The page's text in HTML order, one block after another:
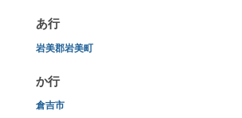
あ行
岩美郡岩美町
か行
倉吉市